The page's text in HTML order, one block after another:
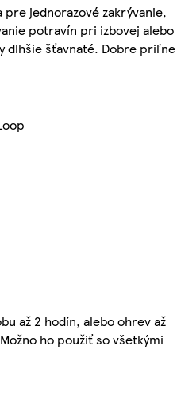
jednorazové zakrývanie,
potravín pri izbovej alebo
dlhšie šťavnaté. Dobre priľne
až 2 hodín, alebo ohrev až
ho použiť so všetkými